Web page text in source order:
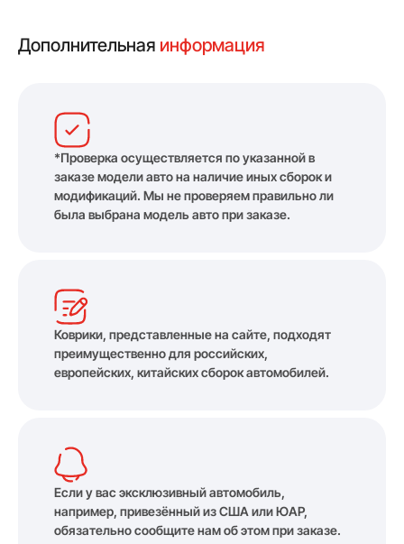
Дополнительная информация
*Проверка осуществляется по указанной в
заказе модели авто на наличие иных сборок и
модификаций. Мы не проверяем правильно ли
была выбрана модель авто при заказе.
Коврики, представленные на сайте, подходят
преимущественно для российских,
европейских, китайских сборок автомобилей.
Если у вас эксклюзивный автомобиль,
например, привезённый из США или ЮАР,
обязательно сообщите нам об этом при заказе.